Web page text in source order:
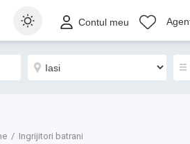
Contul meu
Ingrijitori batrani